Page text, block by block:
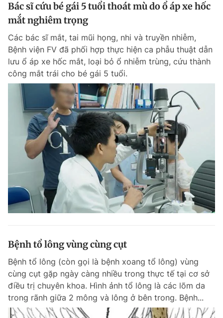
Bác sĩ cứu bé gái 5 tuổi thoát mù do ổ áp xe hốc
mắt nghiêm trọng
Các bác sĩ mắt, tai mũi họng, nhi và truyền nhiễm,
Bệnh viện FV đã phối hợp thực hiện ca phẫu thuật dẫn
lưu ổ áp xe hốc mắt, loại bỏ ổ nhiễm trùng, cứu thành
công mắt trái cho bé gái 5 tuổi.
Bệnh tổ lông vùng cùng cụt
Bệnh tổ lông (còn gọi là bệnh xoang tổ lông) vùng
cùng cụt gặp ngày càng nhiều trong thực tế tại cơ sở
điều trị chuyên khoa. Hình ảnh tổ lông là các lõm da
trong rãnh giữa 2 mông và lông ở bên trong. Bệnh...